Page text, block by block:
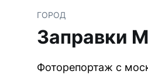
ГОРОД
Заправки
Фоторепортаж с